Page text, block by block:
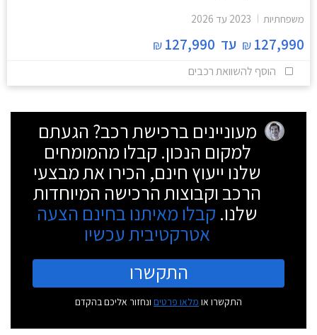
משפחתיות 2023 עד 2026
127,990
₪ עד 127,990
₪
הוסף להשוואת רכבים
מעוניינים ברכישת רכב? הגעתם
למקום הנכון. קבלו מהמומחים
שלנו ייעוץ חינם, הכירו את מבצעי
הרכב וקבוצות הרכישה המיוחדות
שלנו. קבלו מאיתנו בחינם הצעה
אטרקטיבית עכשיו
התקשרו
התקשרו או מלאו פרטים ונחזור אליכם בהקדם